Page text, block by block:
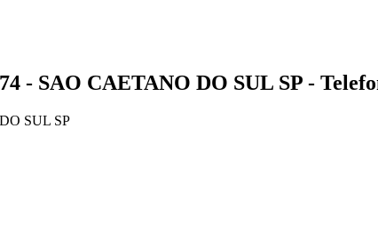
- SAO CAETANO DO SUL SP -
SUL SP